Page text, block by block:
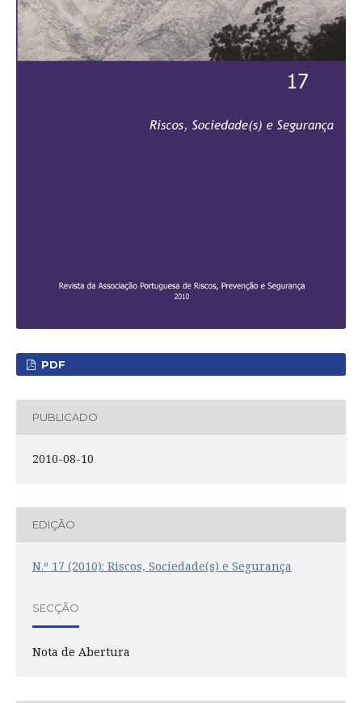
PDF
PUBLICADO
2010-08-10
EDIÇÃO
N.º 17 (2010): Riscos, Sociedade(s) e Segurança
SECÇÃO
Nota de Abertura